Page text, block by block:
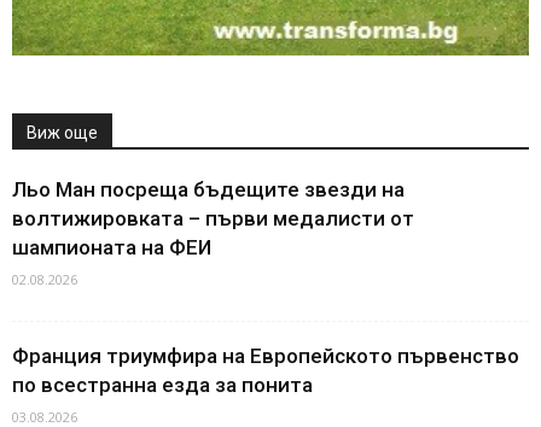
Виж още
Льо Ман посреща бъдещите звезди на
волтижировката – първи медалисти от
шампионата на ФЕИ
02.08.2026
Франция триумфира на Европейското първенство
по всестранна езда за понита
03.08.2026